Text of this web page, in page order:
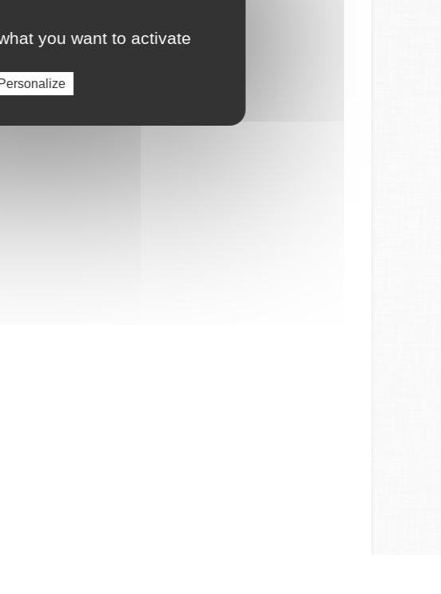
you want to activate
Personalize